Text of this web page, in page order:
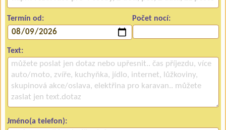
Termín od: Počet nocí:
Text:
Jméno(a telefon):